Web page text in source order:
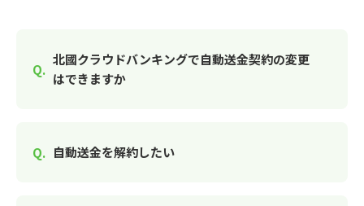
北國クラウドバンキングで自動送金契約の変更
はできますか
自動送金を解約したい